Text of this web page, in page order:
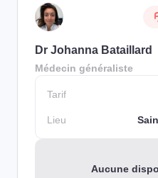
Dr Johanna Bataillard
Médecin généraliste
Tarif
Lieu
Aucune